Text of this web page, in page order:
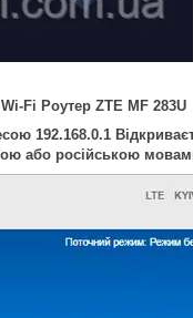
Fi Роутер ZTE MF 283U
192.168.0.1
або російською